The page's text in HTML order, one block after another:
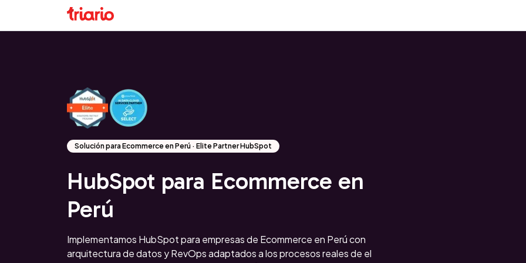
Solución para Ecommerce en Perú · Elite Partner HubSpot
HubSpot para Ecommerce en
Perú
Implementamos HubSpot para empresas de Ecommerce en Perú con
arquitectura de datos y RevOps adaptados a los procesos reales de el